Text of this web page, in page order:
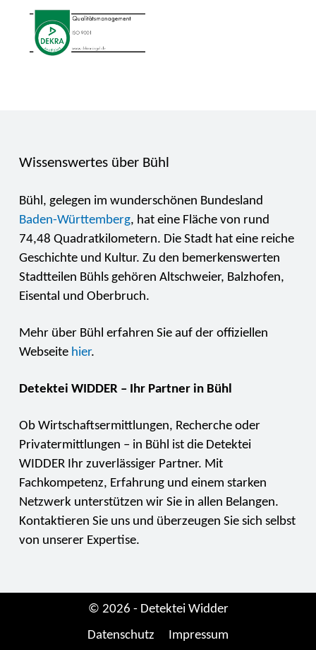
Wissenswertes über Bühl
Bühl, gelegen im wunderschönen Bundesland
Baden-Württemberg, hat eine Fläche von rund
74,48 Quadratkilometern. Die Stadt hat eine reiche
Geschichte und Kultur. Zu den bemerkenswerten
Stadtteilen Bühls gehören Altschweier, Balzhofen,
Eisental und Oberbruch.
Mehr über Bühl erfahren Sie auf der offiziellen
Webseite hier.
Detektei WIDDER – Ihr Partner in Bühl
Ob Wirtschaftsermittlungen, Recherche oder
Privatermittlungen – in Bühl ist die Detektei
WIDDER Ihr zuverlässiger Partner. Mit
Fachkompetenz, Erfahrung und einem starken
Netzwerk unterstützen wir Sie in allen Belangen.
Kontaktieren Sie uns und überzeugen Sie sich selbst
von unserer Expertise.
© 2026 - Detektei Widder
Datenschutz
Impressum